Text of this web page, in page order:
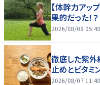
【体幹力アッ
果的だった！？
2026/08/08 05:40
徹底した紫外
止めとビタミ
2026/08/07 11:40